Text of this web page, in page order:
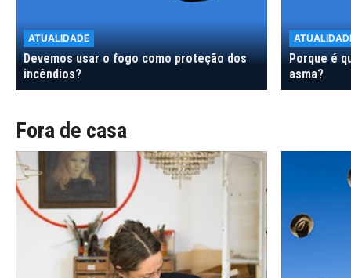
ATUALIDADE
Devemos usar o fogo como proteção dos
incêndios?
Porque é
asma?
Fora de casa